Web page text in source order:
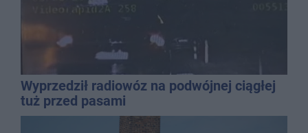
Wyprzedził radiowóz na podwójnej ciągłej
tuż przed pasami